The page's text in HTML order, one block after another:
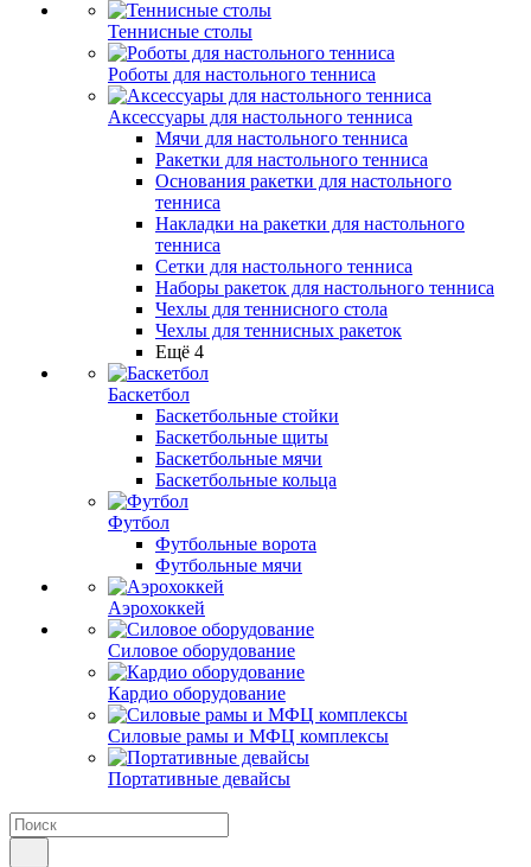
Теннисные столы
Роботы для настольного тенниса
Аксессуары для настольного тенниса
Мячи для настольного тенниса
Ракетки для настольного тенниса
Основания ракетки для настольного
тенниса
Накладки на ракетки для настольного
тенниса
Сетки для настольного тенниса
Наборы ракеток для настольного тенниса
Чехлы для теннисного стола
Чехлы для теннисных ракеток
Ещё 4
Баскетбол
Баскетбольные стойки
Баскетбольные щиты
Баскетбольные мячи
Баскетбольные кольца
Футбол
Футбольные ворота
Футбольные мячи
Аэрохоккей
Силовое оборудование
Кардио оборудование
Силовые рамы и МФЦ комплексы
Портативные девайсы